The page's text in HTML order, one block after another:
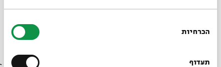
הסכמה
הכרחיות
תעדוף Pottery, Trade, and Daily Life